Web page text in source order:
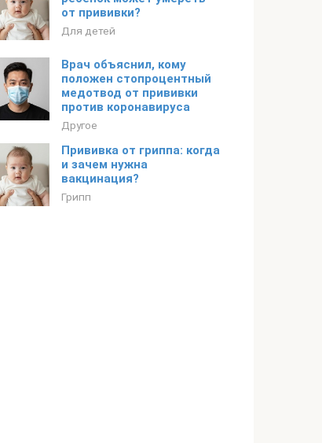
от прививки?
Для детей
Врач объяснил, кому
положен стопроцентный
медотвод от прививки
против коронавируса
Другое
Прививка от гриппа: когда
и зачем нужна
вакцинация?
Грипп